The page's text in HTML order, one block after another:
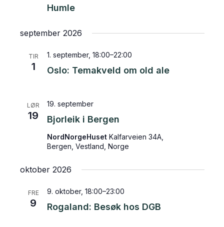
Humle
september 2026
TIR
1 Oslo: Temakveld om old ale
1. september, 18:00–22:00
LØR
19 Bjorleik i Bergen
19. september
NordNorgeHuset Kalfarveien 34A,
Bergen, Vestland, Norge
oktober 2026
FRE
9 Rogaland: Besøk hos DGB
9. oktober, 18:00–23:00